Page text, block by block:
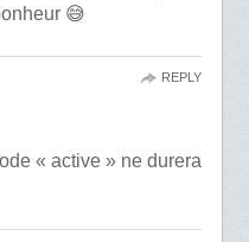
😅
« active » ne durera
REPLY